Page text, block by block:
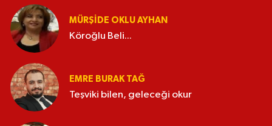
MÜRŞIDE OKLU AYHAN
Köroğlu Beli...
EMRE BURAK TAĞ
Teşviki bilen, geleceği okur